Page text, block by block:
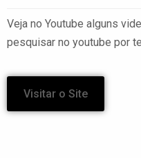
Veja no Youtube alguns
pesquisar no youtube por
Visitar o Site